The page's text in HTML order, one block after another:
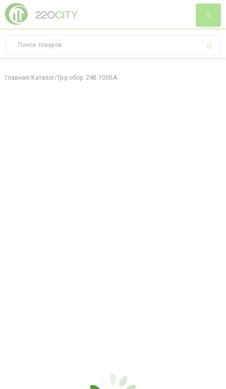
Главная/Каталог/Тр-р обор. 24В 100ВA